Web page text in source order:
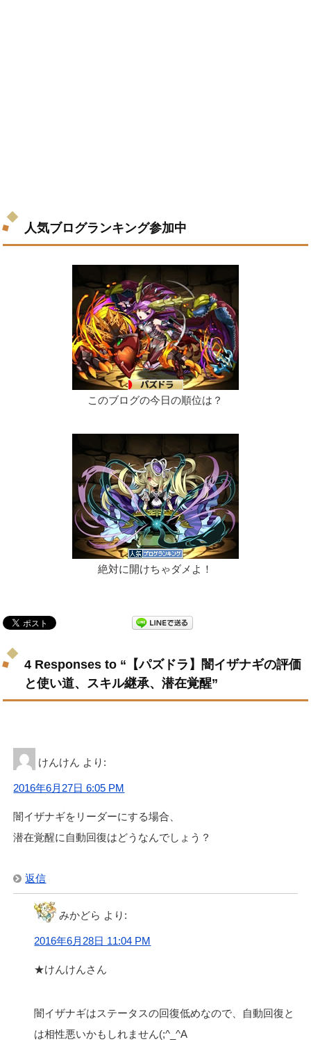
人気ブログランキング参加中
このブログの今日の順位は？
絶対に開けちゃダメよ！
4 Responses to “【パズドラ】闇イザナギの評価
と使い道、スキル継承、潜在覚醒”
けんけん より:
2016年6月27日 6:05 PM
闇イザナギをリーダーにする場合、
潜在覚醒に自動回復はどうなんでしょう？
返信
みかどら より:
2016年6月28日 11:04 PM
★けんけんさん
闇イザナギはステータスの回復低めなので、自動回復と
は相性悪いかもしれません(;^_^A